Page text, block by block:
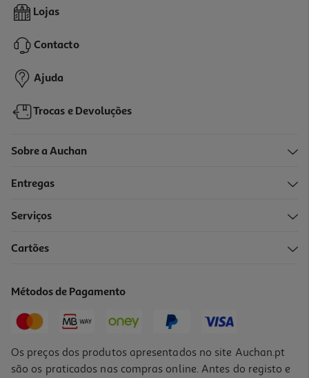
Forno Pirolítico Samsung Nv7b4550vak Dual Cook Flex 76l Wi-Fi
Vapor Natural
679,99 €
Lojas
Contacto
Ajuda
Trocas e Devoluções
Sobre a Auchan
Entregas
Serviços
Cartões
Métodos de Pagamento
Os preços dos produtos apresentados no site Auchan.pt
são os praticados nas compras online. Antes do registo e